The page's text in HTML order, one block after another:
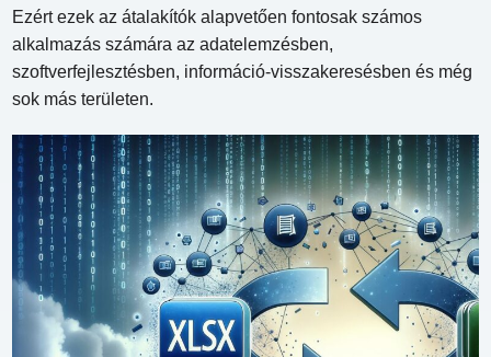
Ezért ezek az átalakítók alapvetően fontosak számos
alkalmazás számára az adatelemzésben,
szoftverfejlesztésben, információ-visszakeresésben és még
sok más területen.